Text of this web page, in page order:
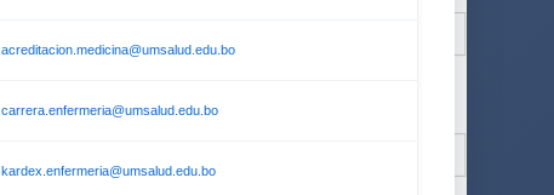
acreditacion.medicina@umsalud.edu.bo
carrera.enfermeria@umsalud.edu.bo
kardex.enfermeria@umsalud.edu.bo